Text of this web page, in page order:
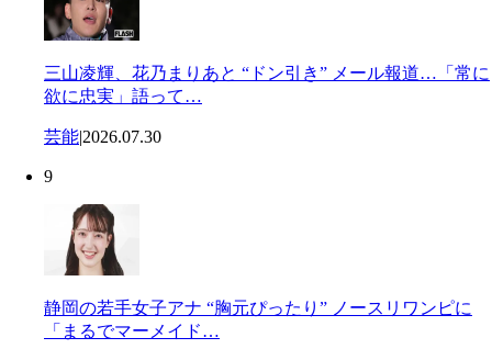
三山凌輝、花乃まりあと “ドン引き” メール報道…「常に
欲に忠実」語って…
芸能|2026.07.30
9
静岡の若手女子アナ “胸元ぴったり” ノースリワンピに
「まるでマーメイド…